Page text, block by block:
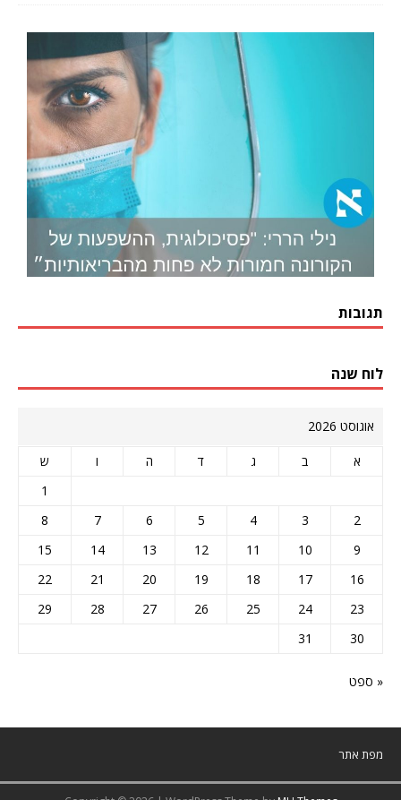
תגובות
לוח שנה
אוגוסט 2026
א ב ג ד ה ו
ש
1
2
3
4
5
6
7
8
9
10
11
12
13
14
15
16
17
18
19
20
21
22
23
24
25
26
27
28
29
30
31
« ספט
מפת אתר